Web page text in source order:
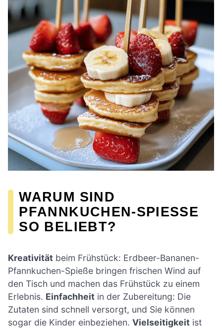
WARUM SIND
PFANNKUCHEN-SPIESSE S
O BELIEBT?
Kreativität beim Frühstück: Erdbeer-Bananen-
Pfannkuchen-Spieße bringen frischen Wind auf
den Tisch und machen das Frühstück zu einem
Erlebnis. Einfachheit in der Zubereitung: Die
Zutaten sind schnell versorgt, und Sie können
sogar die Kinder einbeziehen. Vielseitigkeit ist